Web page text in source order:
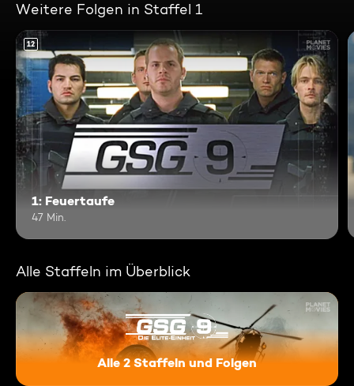
Weitere Folgen in Staffel 1
12
1: Feuertaufe
47 Min.
Alle Staffeln im Überblick
Alle 2 Staffeln und Folgen